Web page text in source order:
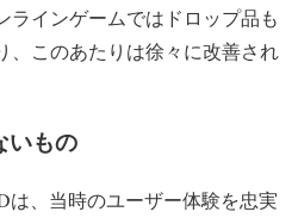
ラインゲームではドロップ品も
、このあたりは徐々に改善され
いもの
は、当時のユーザー体験を忠実